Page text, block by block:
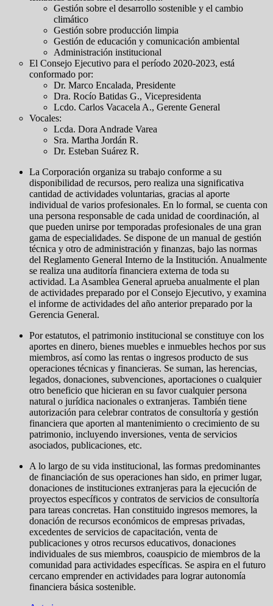
Gestión sobre el desarrollo sostenible y el cambio
climático
Gestión sobre producción limpia
Gestión de educación y comunicación ambiental
Administración institucional
El Consejo Ejecutivo para el período 2020-2023, está
conformado por:
Dr. Marco Encalada, Presidente
Dra. Rocío Batidas G., Vicepresidenta
Lcdo. Carlos Vacacela A., Gerente General
Vocales:
Lcda. Dora Andrade Varea
Sra. Martha Jordán R.
Dr. Esteban Suárez R.
La Corporación organiza su trabajo conforme a su
disponibilidad de recursos, pero realiza una significativa
cantidad de actividades voluntarias, gracias al aporte
individual de varios profesionales. En lo formal, se cuenta con
una persona responsable de cada unidad de coordinación, al
que pueden unirse por temporadas profesionales de una gran
gama de especialidades. Se dispone de un manual de gestión
técnica y otro de administración y finanzas, bajo las normas
del Reglamento General Interno de la Institución. Anualmente
se realiza una auditoría financiera externa de toda su
actividad. La Asamblea General aprueba anualmente el plan
de actividades preparado por el Consejo Ejecutivo, y examina
el informe de actividades del año anterior preparado por la
Gerencia General.
Por estatutos, el patrimonio institucional se constituye con los
aportes en dinero, bienes muebles e inmuebles hechos por sus
miembros, así como las rentas o ingresos producto de sus
operaciones técnicas y financieras. Se suman, las herencias,
legados, donaciones, subvenciones, aportaciones o cualquier
otro beneficio que hicieran en su favor cualquier persona
natural o jurídica nacionales o extranjeras. También tiene
autorización para celebrar contratos de consultoría y gestión
financiera que aporten al mantenimiento o crecimiento de su
patrimonio, incluyendo inversiones, venta de servicios
asociados, publicaciones, etc.
A lo largo de su vida institucional, las formas predominantes
de financiación de sus operaciones han sido, en primer lugar,
donaciones de instituciones extranjeras para la ejecución de
proyectos específicos y contratos de servicios de consultoría
para tareas concretas. Han constituido ingresos memores, la
donación de recursos económicos de empresas privadas,
excedentes de servicios de capacitación, venta de
publicaciones y otros recursos educativos, donaciones
individuales de sus miembros, coauspicio de miembros de la
comunidad para actividades específicas. Se aspira en el futuro
cercano emprender en actividades para lograr autonomía
financiera básica sostenible.